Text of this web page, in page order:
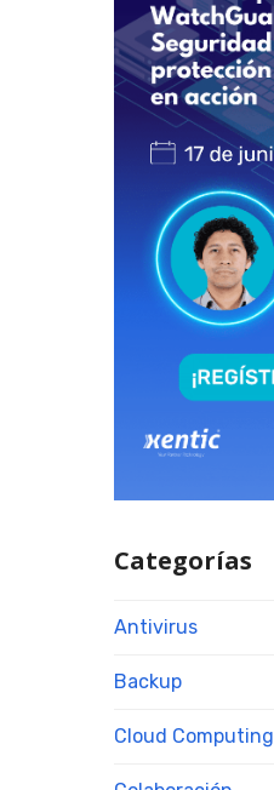
Categorías
Antivirus
Backup
Cloud Computing